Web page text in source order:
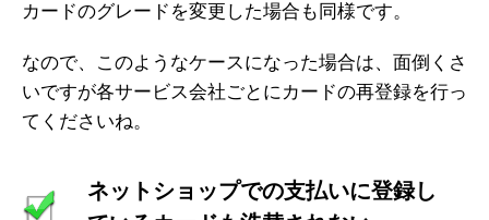
カードのグレードを変更した場合も同様です。
なので、このようなケースになった場合は、面倒くさ
いですが各サービス会社ごとにカードの再登録を行っ
てくださいね。
ネットショップでの支払いに登録し